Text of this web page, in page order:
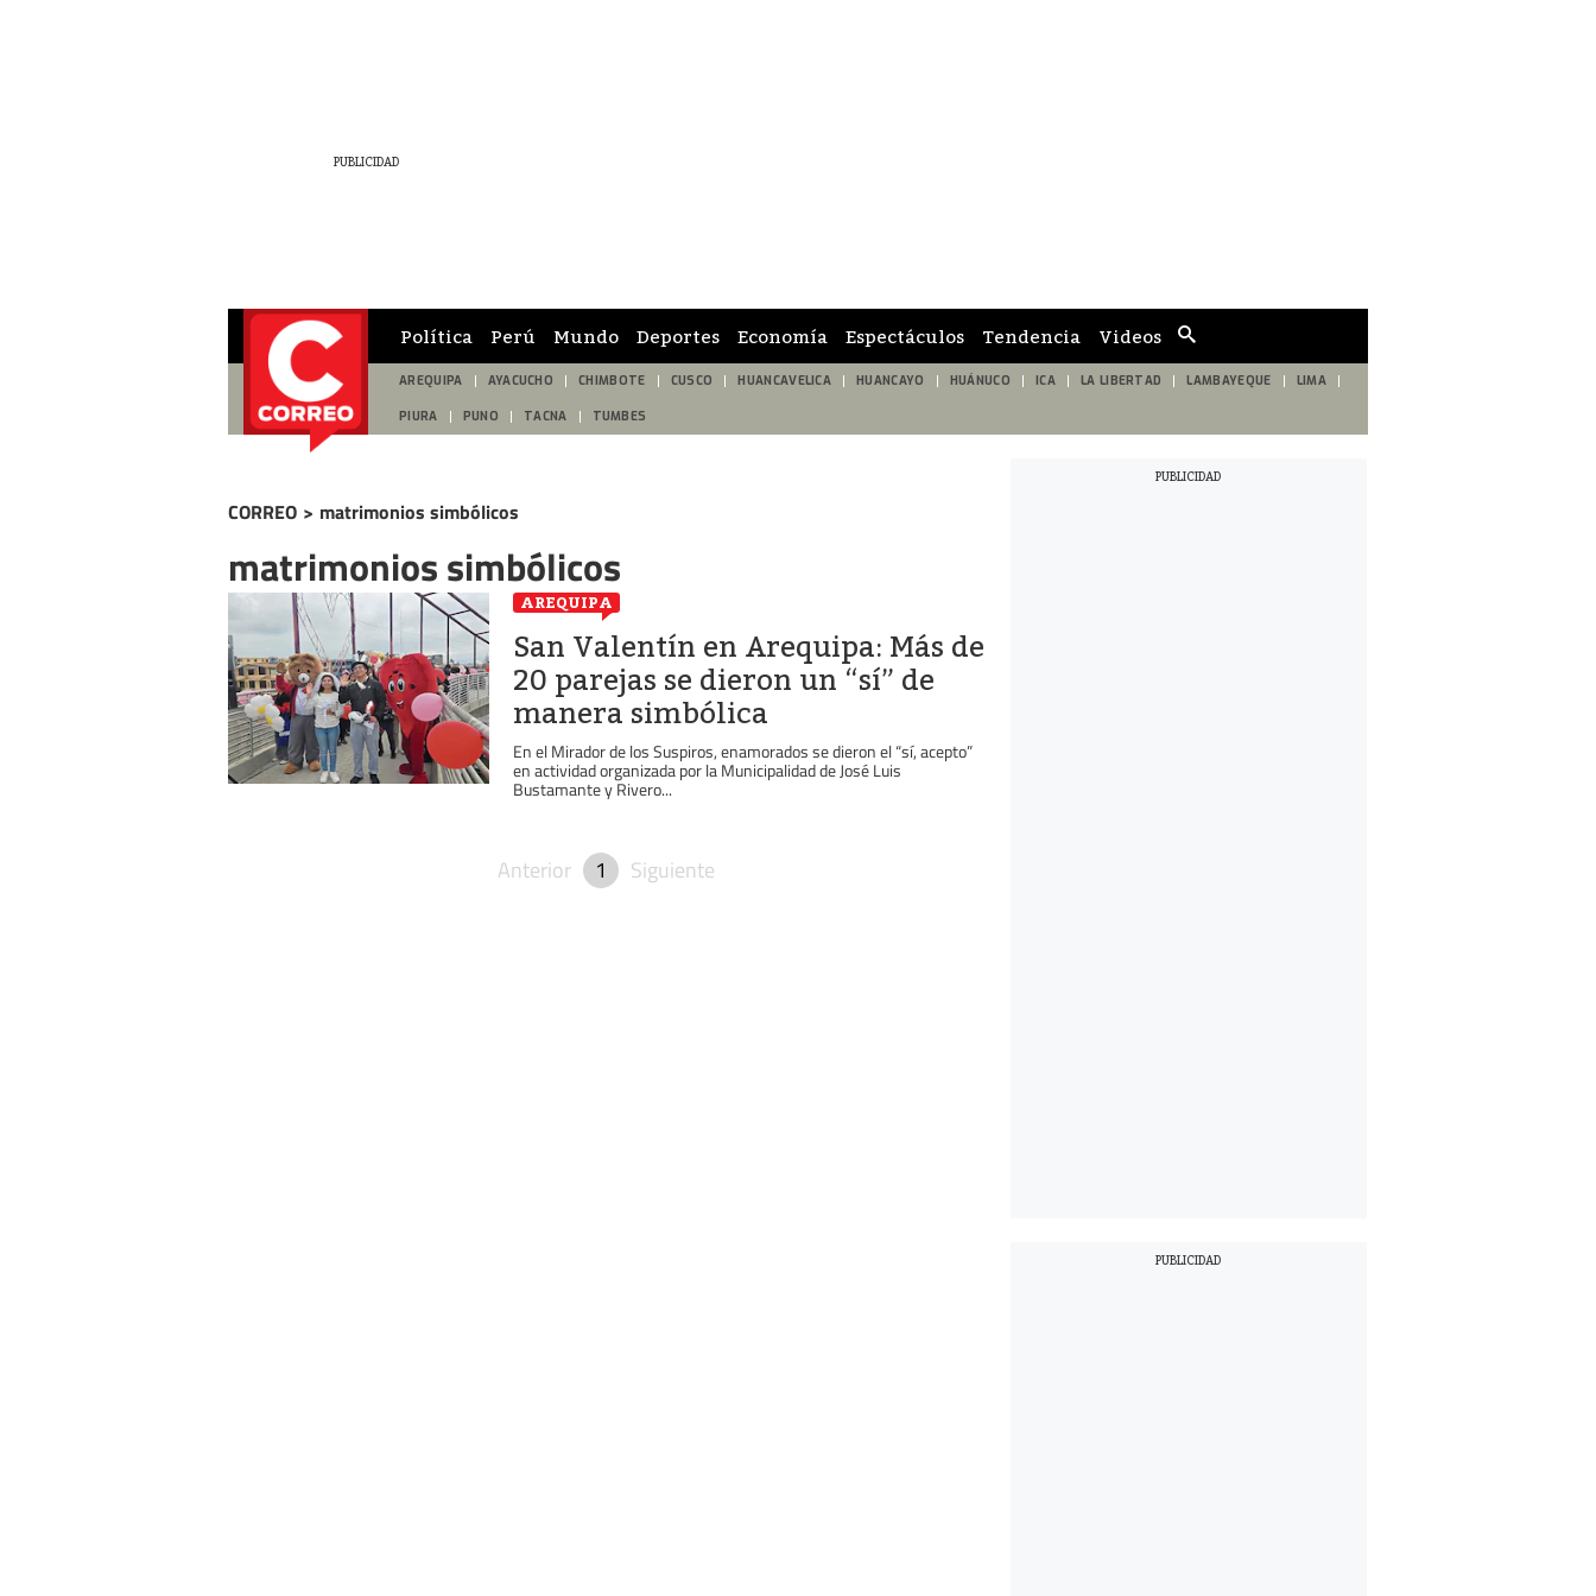
de
búsqueda
Política Perú Mundo Deportes Economía Espectáculos Tendencia Videos
AREQUIPA AYACUCHO CHIMBOTE CUSCO HUANCAVELICA HUANCAYO HUÁNUCO ICA LA LIBERTAD LAMBAYEQUE LIMA
PIURA PUNO TACNA TUMBES
CORREO > matrimonios simbólicos
matrimonios simbólicos
AREQUIPA
San Valentín en Arequipa: Más de
20 parejas se dieron un “sí” de
manera simbólica
En el Mirador de los Suspiros, enamorados se dieron el “sí, acepto”
en actividad organizada por la Municipalidad de José Luis
Bustamante y Rivero...
Anterior 1 Siguiente